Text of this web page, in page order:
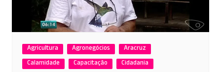
Agricultura Agronegócios
Aracruz
Calamidade
Capacitação
Cidadania